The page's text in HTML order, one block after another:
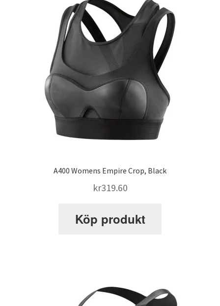
Gymmet Stockholm
Hur väljer jag gym?
A400 Womens Empire Crop, Black
kr319.60
Köp produkt